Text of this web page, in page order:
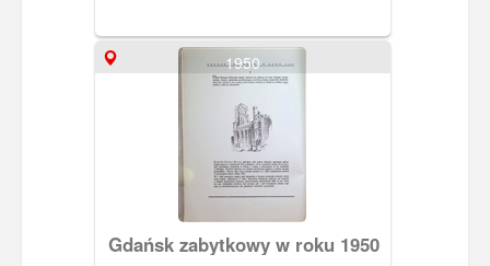
1950
Gdańsk zabytkowy w roku 1950